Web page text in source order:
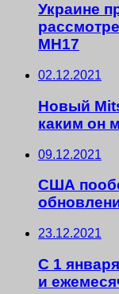
Украине
MH17
02.12.2021
Новый
каким он
09.12.2021
США
23.12.2021
С 1
и